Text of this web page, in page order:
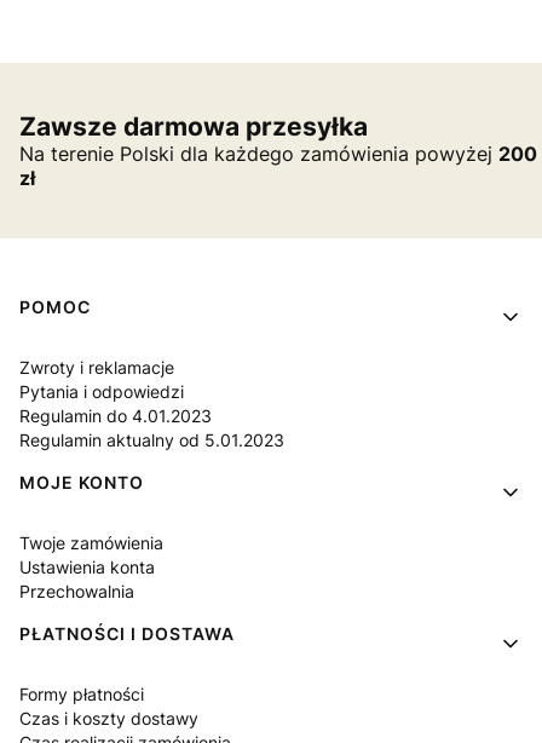
Zawsze darmowa przesyłka
Na terenie Polski dla każdego zamówienia powyżej 200
zł
Linki w stopce
POMOC
Zwroty i reklamacje
Pytania i odpowiedzi
Regulamin do 4.01.2023
Regulamin aktualny od 5.01.2023
MOJE KONTO
Twoje zamówienia
Ustawienia konta
Przechowalnia
PŁATNOŚCI I DOSTAWA
Formy płatności
Czas i koszty dostawy